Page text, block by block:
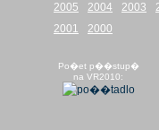
2005
2004 2003
2001
2000
Po�et p��stup�
na VR2010: